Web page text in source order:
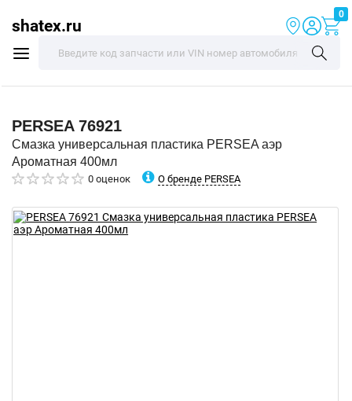
shatex.ru
0
PERSEA 76921
Смазка универсальная пластика PERSEA аэр
Ароматная 400мл
0 оценок О бренде PERSEA